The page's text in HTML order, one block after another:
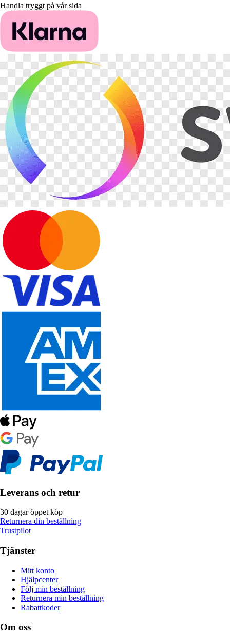
Handla tryggt på vår sida
Leverans och retur
30 dagar öppet köp
Returnera din beställning
Trustpilot
Tjänster
Mitt konto
Hjälpcenter
Följ min beställning
Returnera min beställning
Rabattkoder
Om oss